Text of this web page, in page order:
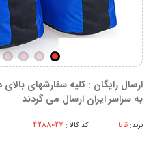
ارسال رایگان : کلیه سفارشهای
به سراسر ایران ارسال می گردند
برند: قایا کد کالا :